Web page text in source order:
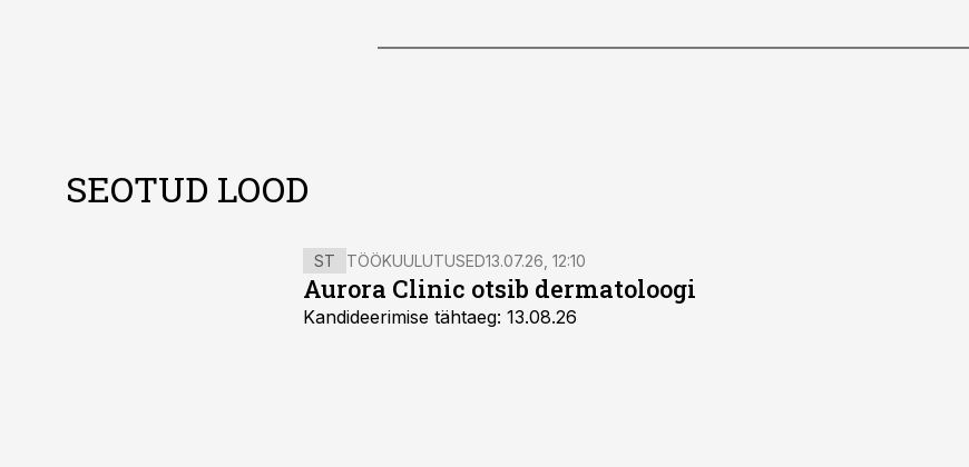
SEOTUD LOOD
ST TÖÖKUULUTUSED13.07.26, 12:10
Aurora Clinic otsib dermatoloogi
Kandideerimise tähtaeg: 13.08.26